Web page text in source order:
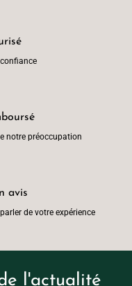
notre préoccupation
avis
de votre expérience
l'actualité